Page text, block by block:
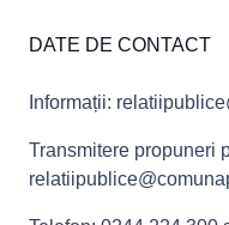
DATE DE CONTACT
Informații:
Transmitere propuneri